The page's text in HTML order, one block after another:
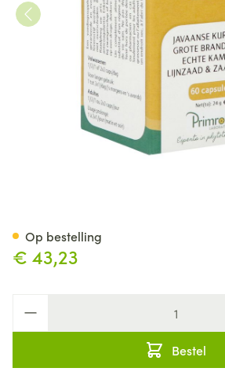
€ 43,23
Bestel
Op bestelling